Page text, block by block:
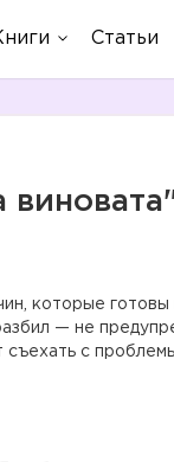
Статьи
которые готовы
— не
с